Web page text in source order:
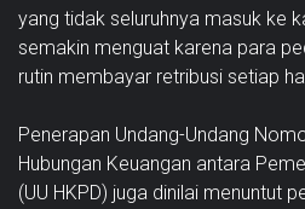
yang tidak seluruhnya masuk ke
semakin menguat karena para
rutin membayar retribusi setiap
Penerapan Undang-Undang
Hubungan Keuangan antara
(UU HKPD) juga dinilai menuntut